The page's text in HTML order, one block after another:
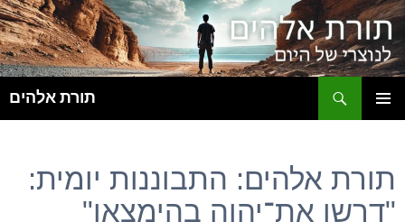
תורת אלהים
תורת אלהים: התבוננות יומית:
"דרשו את־יהוה בהימצאו"